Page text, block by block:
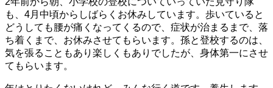
も、4月中頃からしばらくお休みしています。歩いていると
どうしても腰が痛くなってくるので、症状が治まるまで、落
ち着くまで、お休みさせてもらいます。孫と登校するのは、
気を張ることもあり楽しくもありでしたが、身体第一にさせ
てもらいます。